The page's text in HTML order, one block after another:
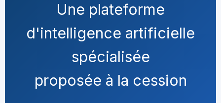
Une plateforme
d'intelligence artificielle
spécialisée
proposée à la cession